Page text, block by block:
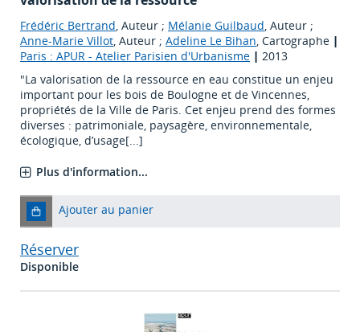
Frédéric Bertrand, Auteur ; Mélanie Guilbaud, Auteur ;
Anne-Marie Villot, Auteur ; Adeline Le Bihan, Cartographe |
Paris : APUR - Atelier Parisien d'Urbanisme | 2013
"La valorisation de la ressource en eau constitue un enjeu
important pour les bois de Boulogne et de Vincennes,
propriétés de la Ville de Paris. Cet enjeu prend des formes
diverses : patrimoniale, paysagère, environnementale,
écologique, d’usage[...]
Plus d'information...
Ajouter au panier
Réserver
Disponible